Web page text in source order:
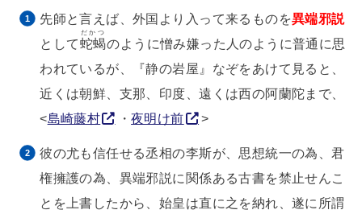
先師と言えば、外国より入って来るものを異端邪説
として蛇蝎
だかつ
のように憎み嫌った人のように普通に思
われているが、『静の岩屋』なぞをあけて見ると、
近くは朝鮮、支那、印度、遠くは西の阿蘭陀まで、
<島崎藤村 ・夜明け前 >
彼の尤も信任せる丞相の李斯が、思想統一の為、君
権擁護の為、異端邪説に関係ある古書を禁止せんこ
とを上書したから、始皇は直に之を納れ、遂に所謂